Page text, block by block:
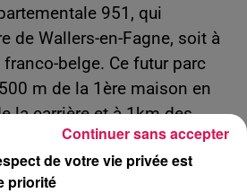
951, qui
de Wallers-en-Fagne, soit à
belge. Ce futur parc
m de la 1ère maison en
la carrière et à 1km des
en France…
de votre vie privée est
priorité
Continuer sans accepter